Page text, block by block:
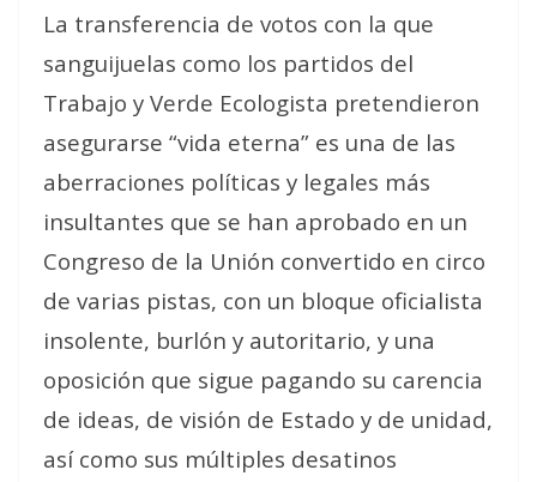
La transferencia de votos con la que
sanguijuelas como los partidos del
Trabajo y Verde Ecologista pretendieron
asegurarse “vida eterna” es una de las
aberraciones políticas y legales más
insultantes que se han aprobado en un
Congreso de la Unión convertido en circo
de varias pistas, con un bloque oficialista
insolente, burlón y autoritario, y una
oposición que sigue pagando su carencia
de ideas, de visión de Estado y de unidad,
así como sus múltiples desatinos